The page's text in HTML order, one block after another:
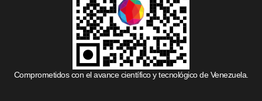
Comprometidos con el avance científico y tecnológico de Venezuela.